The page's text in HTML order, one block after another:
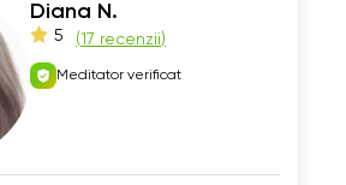
Diana N.
5 (17 recenzii)
Meditator verificat